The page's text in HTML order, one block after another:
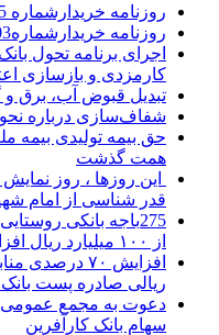
روزنامه خریدارشماره 2205
روزنامه خریدارشماره2203
اجرای برنامه تحول
کارمزدی و بازسازی
تبدیل قبوض آب، برق و
شفاف‌سازی درباره
همت گذشت
این روزها ، روز
قدر شناسی از امام
275باجه بانکی
از ۱۰۰ میلیارد ریال افزایش دادند
ریالی صادره پست بانک
دعوت به مجمع عمومی
سهام بانک کارآفرین